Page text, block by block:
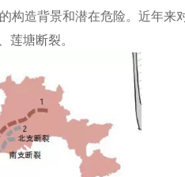
造背景和潜在危险。近年来
塘断裂。